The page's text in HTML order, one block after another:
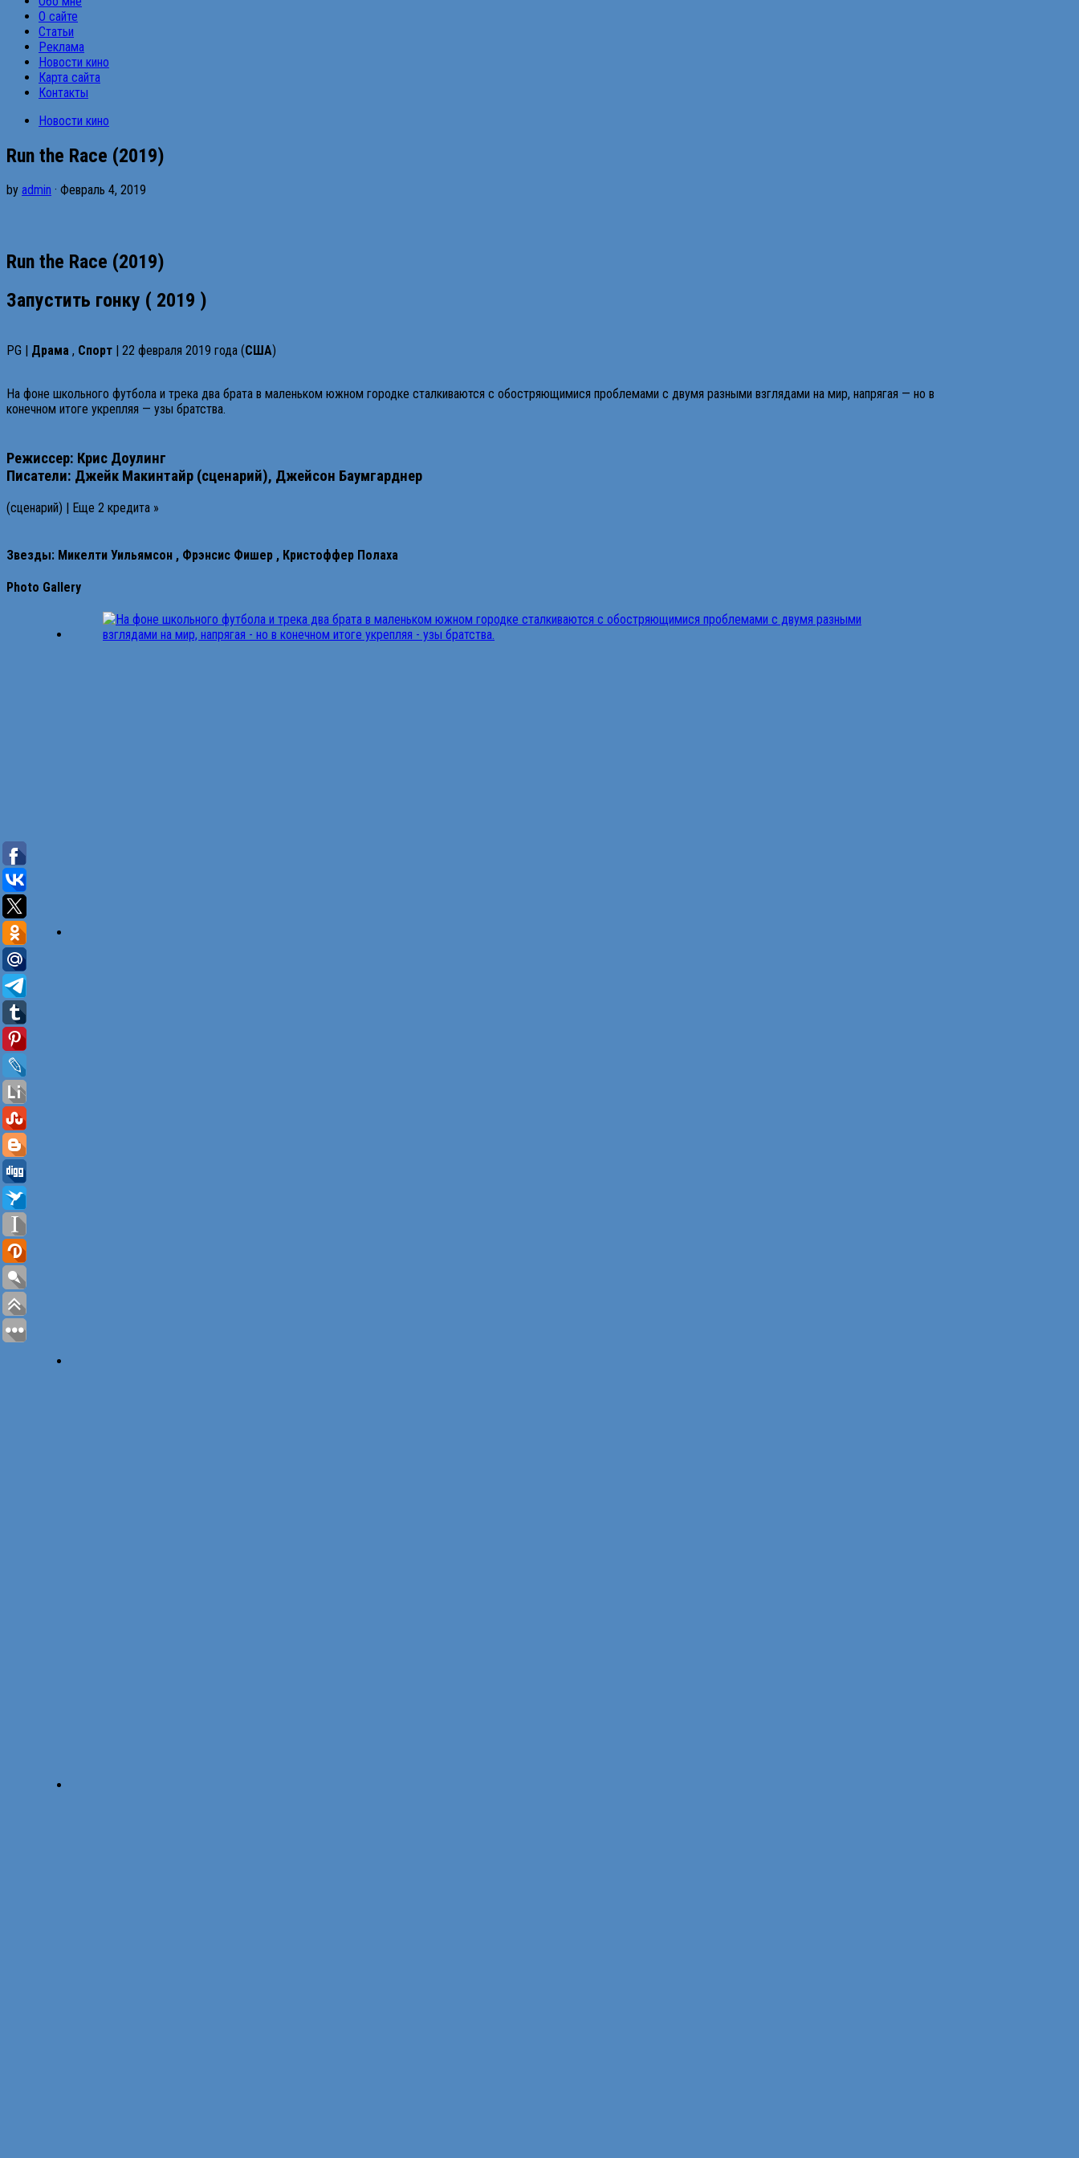
О сайте
Статьи
Реклама
Новости кино
Карта сайта
Контакты
Новости кино
Run the Race (2019)
by admin · Февраль 4, 2019
Run the Race (2019)
Запустить гонку ( 2019 )
PG | Драма , Спорт | 22 февраля 2019 года (США)
На фоне школьного футбола и трека два брата в маленьком южном городке сталкиваются с обостряющимися проблемами с двумя разными взглядами на мир, напрягая — но в
конечном итоге укрепляя — узы братства.
Режиссер: Крис Доулинг
Писатели: Джейк Макинтайр (сценарий), Джейсон Баумгарднер
(сценарий) | Еще 2 кредита »
Звезды: Микелти Уильямсон , Фрэнсис Фишер , Кристоффер Полаха
Photo Gallery